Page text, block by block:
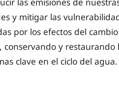
y mitigar las
por los efectos del cambio
conservando y restaurando
clave en el ciclo del agua.